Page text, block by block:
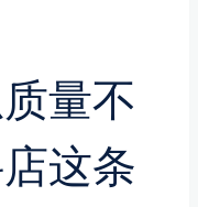
量不
这条